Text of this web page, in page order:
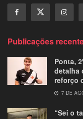
Publicações
Ponta,
detalha
reforço
7 DE
“Sei o